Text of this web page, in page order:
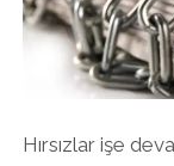
Hırsızlar işe